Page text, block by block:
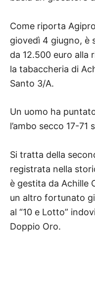
Come riporta
giovedì 4 giugno, è
da 12.500 euro alla
la tabaccheria di
Santo 3/A.
Un uomo ha
l’ambo secco 17-71
Si tratta della
registrata nella
è gestita da Achille
un altro fortunato
al “10 e Lotto”
Doppio Oro.